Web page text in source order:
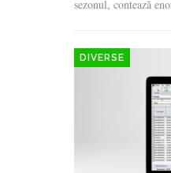
sezonul, contează
DIVERSE